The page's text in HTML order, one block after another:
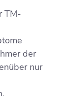
TM-
der
nur